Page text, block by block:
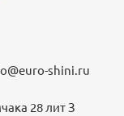
shini.ru
28 лит З